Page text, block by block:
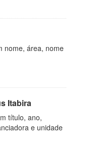
nome, área, nome
Itabira
título, ano,
e unidade